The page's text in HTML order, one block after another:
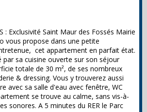
: Exclusivité Saint Maur des Fossés Mairie
vous propose dans une petite
cet appartement en parfait état.
par sa cuisine ouverte sur son séjour
totale de 30 m², de ses nombreux
& dressing. Vous y trouverez aussi
avec sa salle d'eau avec fenêtre, WC
se trouve au calme, sans vis-à-
sonores. A 5 minutes du RER le Parc